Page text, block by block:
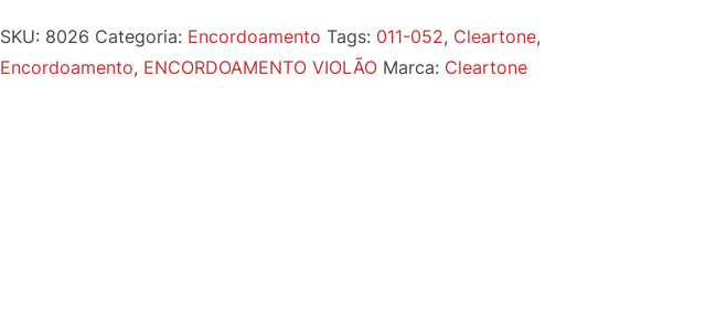
SKU: 8026 Categoria: Encordoamento Tags: 011-052, Cleartone,
Encordoamento, ENCORDOAMENTO VIOLÃO Marca: Cleartone